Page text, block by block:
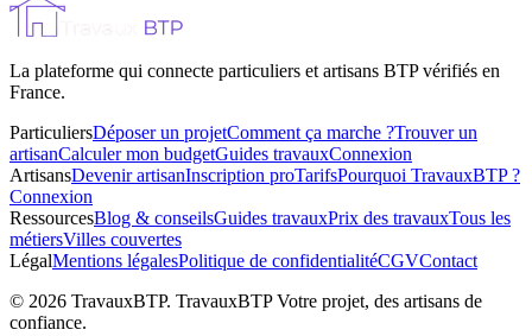
La plateforme qui connecte particuliers et artisans BTP vérifiés en
France.
ParticuliersDéposer un projetComment ça marche ?Trouver un
artisanCalculer mon budgetGuides travauxConnexion
ArtisansDevenir artisanInscription proTarifsPourquoi TravauxBTP ?
Connexion
RessourcesBlog & conseilsGuides travauxPrix des travauxTous les
métiersVilles couvertes
LégalMentions légalesPolitique de confidentialitéCGVContact
© 2026 TravauxBTP. TravauxBTP Votre projet, des artisans de
confiance.